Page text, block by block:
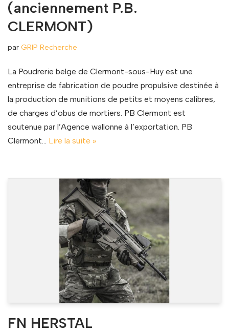
(anciennement P.B.
CLERMONT)
par GRIP Recherche
La Poudrerie belge de Clermont-sous-Huy est une
entreprise de fabrication de poudre propulsive destinée à
la production de munitions de petits et moyens calibres,
de charges d’obus de mortiers. PB Clermont est
soutenue par l’Agence wallonne à l’exportation. PB
Clermont… Lire la suite »
FN HERSTAL